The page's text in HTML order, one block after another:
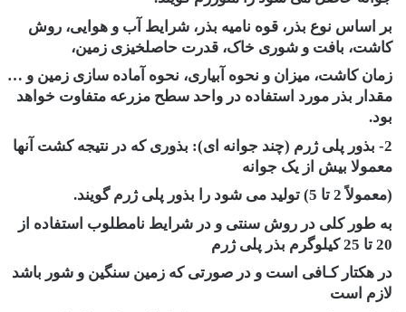
بر اساس نوع بذر، قوه نامیه بذر، شرایط آب و هوایی، روش
کاشت، بافت و شوری خاک، قدرت حاصلخیزی زمین،
زمان کاشت، میزان و نحوه آبیاری، نحوه آماده سازی زمین و …
مقدار بذر مورد استفاده در واحد سطح مزرعه متفاوت خواهد
بود.
2- بذور پلی ژرم (چند جوانه ای): بذوری که در نتیجه کشت آنها
معمولا بیش از یک جوانه
(معمولاً 2 تا 5) تولید می شود را بذور پلی ژرم گویند.
به طور کلی در روش سنتی و در شرایط نامطلوب استفاده از
20 تا 25 کیلوگرم بذر پلی ژرم
در هکتار کـافی است و در صورتی که زمین سنگین و شور باشد
لازم است